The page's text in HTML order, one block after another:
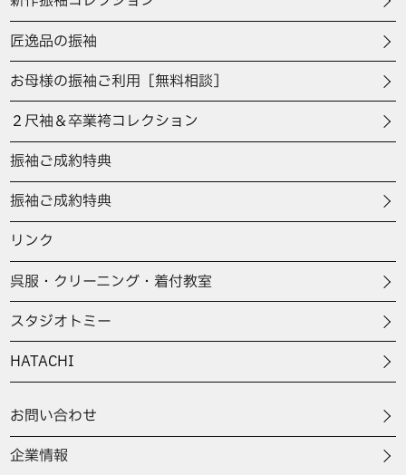
匠逸品の振袖
お母様の振袖ご利用［無料相談］
２尺袖＆卒業袴コレクション
振袖ご成約特典
振袖ご成約特典
リンク
呉服・クリーニング・着付教室
スタジオトミー
HATACHI
お問い合わせ
企業情報